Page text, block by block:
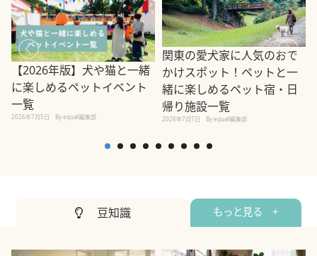
【2026年版】犬や猫と一緒
に楽しめるペットイベント
一覧
2026年7月5日 By equall編集部
関東の愛犬家に人気のおで
かけスポット！ペットと一
緒に楽しめるペット宿・日
帰り施設一覧
2026年7月7日 By equall編集部
豆知識 もっと見る +